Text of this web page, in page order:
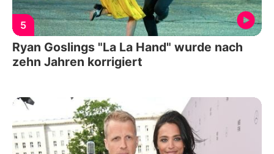
5
Ryan Goslings "La La Hand" wurde nach
zehn Jahren korrigiert